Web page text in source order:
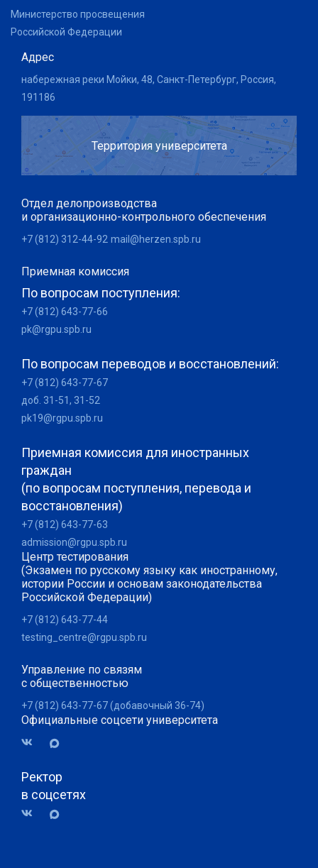
Министерство просвещения
Российской Федерации
Адрес
набережная реки Мойки, 48, Санкт-Петербург, Россия,
191186
Территория университета
Отдел делопроизводства
и организационно-контрольного обеспечения
+7 (812) 312-44-92 mail@herzen.spb.ru
Приемная комиссия
По вопросам поступления:
+7 (812) 643-77-66
pk@rgpu.spb.ru
По вопросам переводов и восстановлений:
+7 (812) 643-77-67
доб. 31-51, 31-52
pk19@rgpu.spb.ru
Приемная комиссия для иностранных
граждан
(по вопросам поступления, перевода и
восстановления)
+7 (812) 643-77-63
admission@rgpu.spb.ru
Центр тестирования
(Экзамен по русскому языку как иностранному,
истории России и основам законодательства
Российской Федерации)
+7 (812) 643-77-44
testing_centre@rgpu.spb.ru
Управление по связям
с общественностью
+7 (812) 643-77-67 (добавочный 36-74)
Официальные соцсети университета
Ректор
в соцсетях